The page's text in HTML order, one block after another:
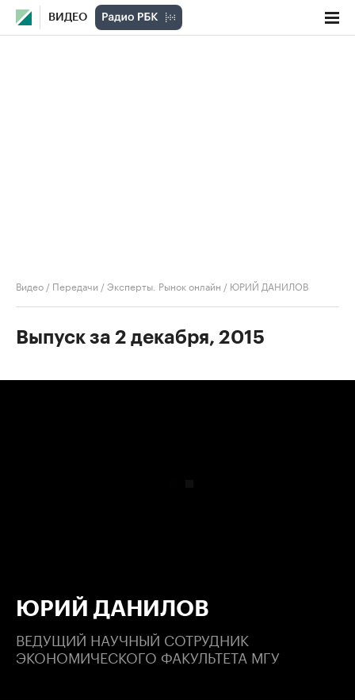
ВИДЕО
Видео / Передачи /Эксперты. Рынок онлайн / ЮРИЙ ДАНИЛОВ
Выпуск за 2 декабря, 2015
ЮРИЙ ДАНИЛОВ
ВЕДУЩИЙ НАУЧНЫЙ СОТРУДНИК
ЭКОНОМИЧЕСКОГО ФАКУЛЬТЕТА МГУ